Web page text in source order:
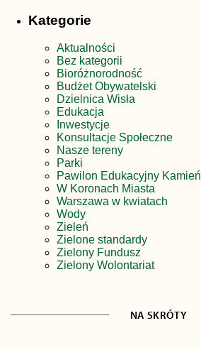
Kategorie
Aktualności
Bez kategorii
Bioróżnorodność
Budżet Obywatelski
Dzielnica Wisła
Edukacja
Inwestycje
Konsultacje Społeczne
Nasze tereny
Parki
Pawilon Edukacyjny Kamień
W Koronach Miasta
Warszawa w kwiatach
Wody
Zieleń
Zielone standardy
Zielony Fundusz
Zielony Wolontariat
NA SKRÓTY